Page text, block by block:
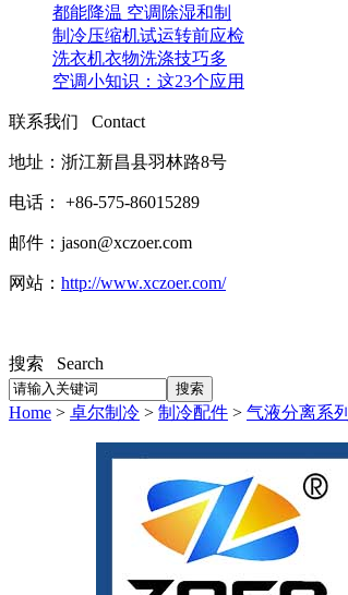
都能降温 空调除湿和制
制冷压缩机试运转前应检
洗衣机衣物洗涤技巧多
空调小知识：这23个应用
联系我们 Contact
地址：浙江新昌县羽林路8号
电话： +86-575-86015289
邮件：jason@xczoer.com
网站： http://www.xczoer.com/
搜索 Search
Home > 卓尔制冷 > 制冷配件 > 气液分离系列